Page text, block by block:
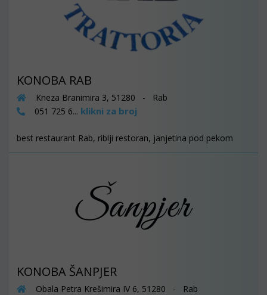
KONOBA RAB
Kneza Branimira 3, 51280 - Rab
051 725 6... klikni za broj
best restaurant Rab, riblji restoran, janjetina pod pekom
KONOBA ŠANPJER
Obala Petra Krešimira IV 6, 51280 - Rab